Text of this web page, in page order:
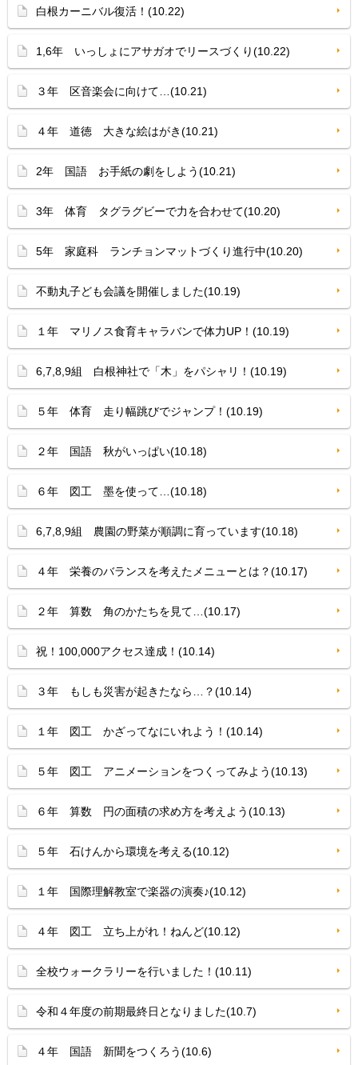
白根カーニバル復活！(10.22)
1,6年 いっしょにアサガオでリースづくり(10.22)
３年 区音楽会に向けて…(10.21)
４年 道徳 大きな絵はがき(10.21)
2年 国語 お手紙の劇をしよう(10.21)
3年 体育 タグラグビーで力を合わせて(10.20)
5年 家庭科 ランチョンマットづくり進行中(10.20)
不動丸子ども会議を開催しました(10.19)
１年 マリノス食育キャラバンで体力UP！(10.19)
6,7,8,9組 白根神社で「木」をパシャリ！(10.19)
５年 体育 走り幅跳びでジャンプ！(10.19)
２年 国語 秋がいっぱい(10.18)
６年 図工 墨を使って…(10.18)
6,7,8,9組 農園の野菜が順調に育っています(10.18)
４年 栄養のバランスを考えたメニューとは？(10.17)
２年 算数 角のかたちを見て…(10.17)
祝！100,000アクセス達成！(10.14)
３年 もしも災害が起きたなら…？(10.14)
１年 図工 かざってなにいれよう！(10.14)
５年 図工 アニメーションをつくってみよう(10.13)
６年 算数 円の面積の求め方を考えよう(10.13)
５年 石けんから環境を考える(10.12)
１年 国際理解教室で楽器の演奏♪(10.12)
４年 図工 立ち上がれ！ねんど(10.12)
全校ウォークラリーを行いました！(10.11)
令和４年度の前期最終日となりました(10.7)
４年 国語 新聞をつくろう(10.6)